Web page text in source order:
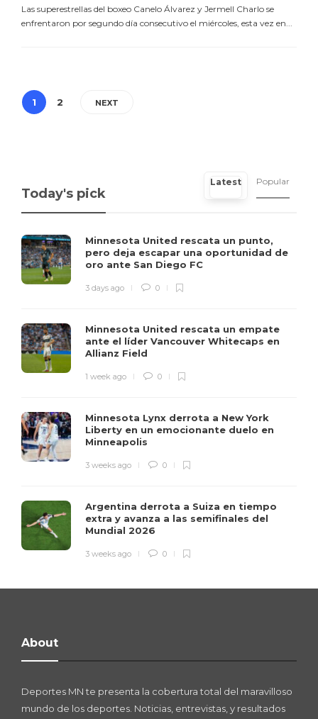
Las superestrellas del boxeo Canelo Álvarez y Jermell Charlo se
enfrentaron por segundo día consecutivo el miércoles, esta vez en...
1 2 NEXT
Today's pick
Latest Popular
Minnesota United rescata un punto,
pero deja escapar una oportunidad de
oro ante San Diego FC
3 days ago 0
Minnesota United rescata un empate
ante el líder Vancouver Whitecaps en
Allianz Field
1 week ago 0
Minnesota Lynx derrota a New York
Liberty en un emocionante duelo en
Minneapolis
3 weeks ago 0
Argentina derrota a Suiza en tiempo
extra y avanza a las semifinales del
Mundial 2026
3 weeks ago 0
About
Deportes MN te presenta la cobertura total del maravilloso
mundo de los deportes. Noticias, entrevistas, y resultados